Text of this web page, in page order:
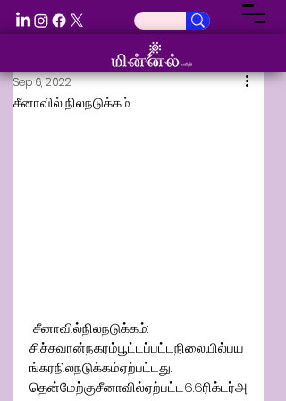
சீனாவில் நிலநடுக்கம்
Sep 6, 2022
சீனாவில்நிலநடுக்கம்:
சிச்சுவான்நகரம்பூட்டப்பட்டநிலையில்பய
ங்கரநிலநடுக்கம்ஏற்பட்டது.
தென்மேற்குசீனாவில்ஏற்பட்ட6.6ரிக்டர்அ